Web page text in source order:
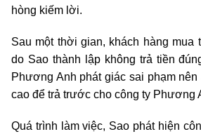
hòng kiếm lời.
Sau một thời gian, khách hàng mua
do Sao thành lập không trả tiền
Phương Anh phát giác sai phạm
cao để trả trước cho công ty Phương
Quá trình làm việc, Sao phát hiện